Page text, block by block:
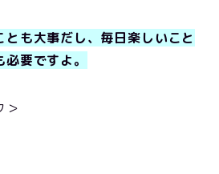
とも大事だし、毎日楽しいこと
要ですよ。
＞